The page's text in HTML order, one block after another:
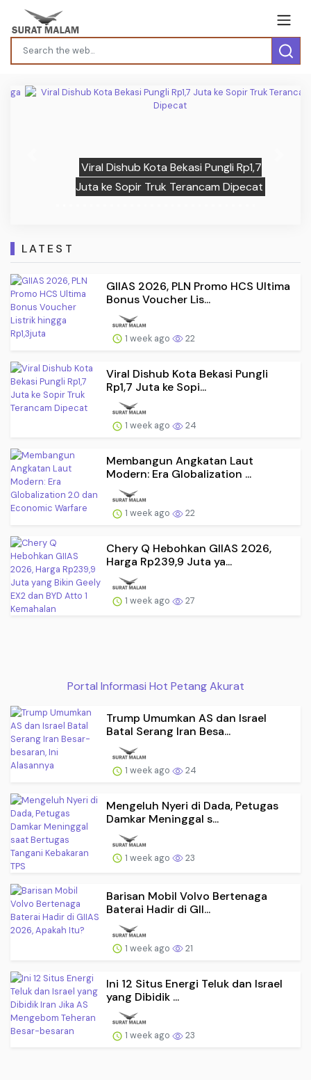
Viral Dishub Kota Bekasi Pungli Rp1,7
Juta ke Sopir Truk Terancam Dipecat
LATEST
GIIAS 2026, PLN Promo HCS Ultima
Bonus Voucher Lis...
1 week ago 22
Viral Dishub Kota Bekasi Pungli
Rp1,7 Juta ke Sopi...
1 week ago 24
Membangun Angkatan Laut
Modern: Era Globalization ...
1 week ago 22
Chery Q Hebohkan GIIAS 2026,
Harga Rp239,9 Juta ya...
1 week ago 27
Portal Informasi Hot Petang Akurat
Trump Umumkan AS dan Israel
Batal Serang Iran Besa...
1 week ago 24
Mengeluh Nyeri di Dada, Petugas
Damkar Meninggal s...
1 week ago 23
Barisan Mobil Volvo Bertenaga
Baterai Hadir di GII...
1 week ago 21
Ini 12 Situs Energi Teluk dan Israel
yang Dibidik ...
1 week ago 23